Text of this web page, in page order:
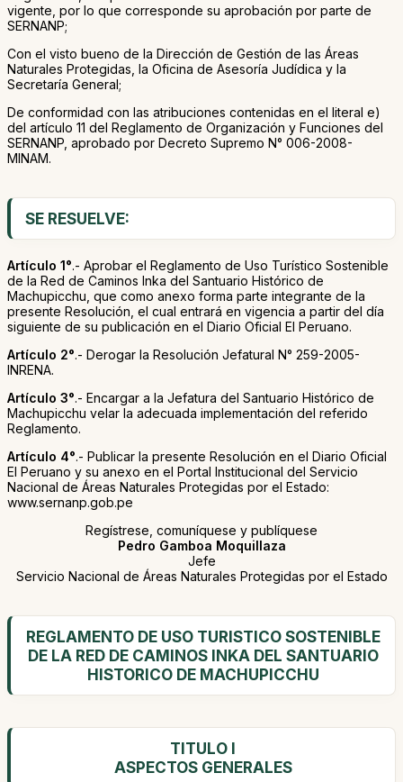
vigente, por lo que corresponde su aprobación por parte de
SERNANP;
Con el visto bueno de la Dirección de Gestión de las Áreas
Naturales Protegidas, la Oficina de Asesoría Judídica y la
Secretaría General;
De conformidad con las atribuciones contenidas en el literal e)
del artículo 11 del Reglamento de Organización y Funciones del
SERNANP, aprobado por Decreto Supremo N° 006-2008-
MINAM.
SE RESUELVE:
Artículo 1°.- Aprobar el Reglamento de Uso Turístico Sostenible
de la Red de Caminos Inka del Santuario Histórico de
Machupicchu, que como anexo forma parte integrante de la
presente Resolución, el cual entrará en vigencia a partir del día
siguiente de su publicación en el Diario Oficial El Peruano.
Artículo 2°.- Derogar la Resolución Jefatural N° 259-2005-
INRENA.
Artículo 3°.- Encargar a la Jefatura del Santuario Histórico de
Machupicchu velar la adecuada implementación del referido
Reglamento.
Artículo 4°.- Publicar la presente Resolución en el Diario Oficial
El Peruano y su anexo en el Portal Institucional del Servicio
Nacional de Áreas Naturales Protegidas por el Estado:
www.sernanp.gob.pe
Regístrese, comuníquese y publíquese
Pedro Gamboa Moquillaza
Jefe
Servicio Nacional de Áreas Naturales Protegidas por el Estado
REGLAMENTO DE USO TURISTICO SOSTENIBLE
DE LA RED DE CAMINOS INKA DEL SANTUARIO
HISTORICO DE MACHUPICCHU
TITULO I
ASPECTOS GENERALES